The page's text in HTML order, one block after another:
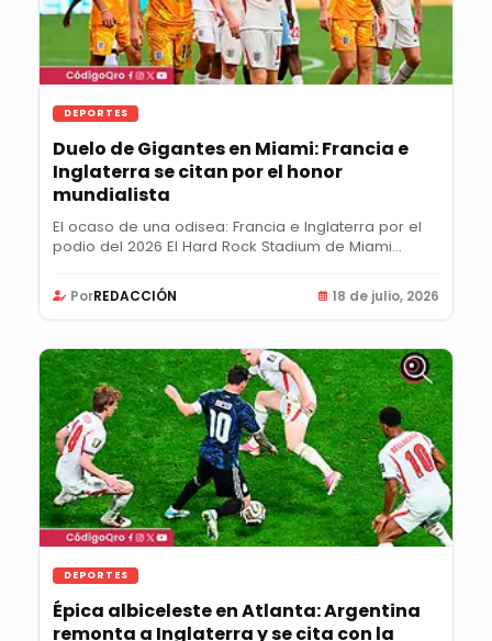
DEPORTES
Duelo de Gigantes en Miami: Francia e
Inglaterra se citan por el honor
mundialista
El ocaso de una odisea: Francia e Inglaterra por el
podio del 2026 El Hard Rock Stadium de Miami...
PorREDACCIÓN 18 de julio, 2026
DEPORTES
Épica albiceleste en Atlanta: Argentina
remonta a Inglaterra y se cita con la